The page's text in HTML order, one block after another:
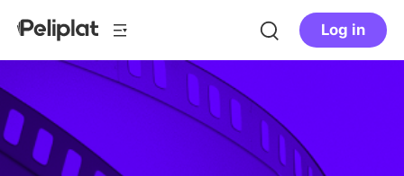
Log in